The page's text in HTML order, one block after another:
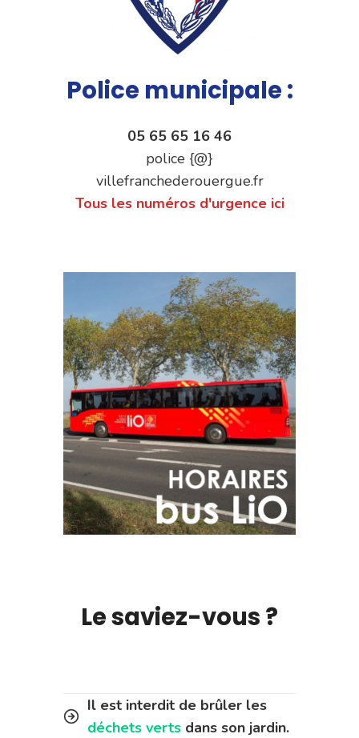
Police municipale :
05 65 65 16 46
police {@}
villefranchederouergue.fr
Tous les numéros d'urgence ici
Le saviez-vous ?
Il est interdit de brûler les
déchets verts dans son jardin.